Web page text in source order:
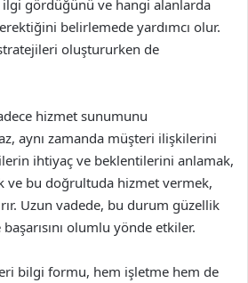
gördüğünü ve hangi alanlarda
belirlemede yardımcı olur.
oluştururken de
hizmet sunumunu
aynı zamanda müşteri ilişkilerini
ihtiyaç ve beklentilerini anlamak,
ve bu doğrultuda hizmet vermek,
Uzun vadede, bu durum güzellik
olumlu yönde etkiler.
bilgi formu, hem işletme hem de